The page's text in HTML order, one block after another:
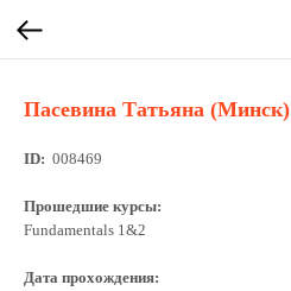
Пасевина Татьяна (Минск)
ID: 008469
Прошедшие курсы:
Fundamentals 1&2
Дата прохождения: